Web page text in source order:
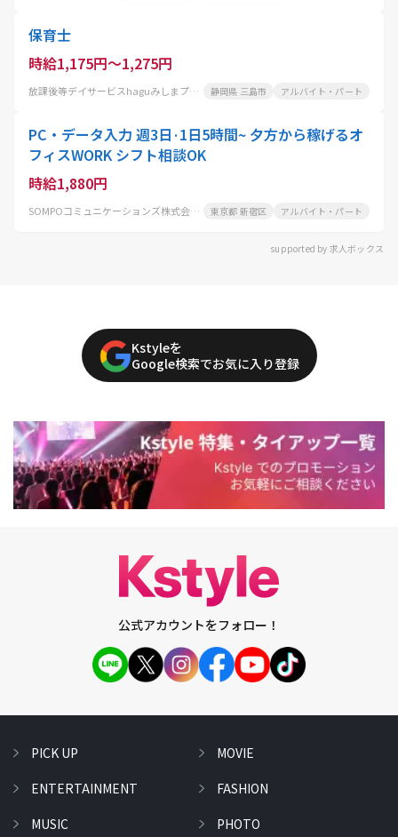
保育士
時給1,175円～1,275円
放課後等デイサービスhaguみしまプラス 静岡県 三島市 アルバイト・パート
PC・データ入力 週3日·1日5時間~ 夕方から稼げるオ
フィスWORK シフト相談OK
時給1,880円
SOMPOコミュニケーションズ株式会社 東京センター 東京都 新宿区 アルバイト・パート
supported by 求人ボックス
Kstyleを
Google検索でお気に入り登録
公式アカウントをフォロー！
PICK UP
ENTERTAINMENT
MUSIC
MOVIE
FASHION
PHOTO